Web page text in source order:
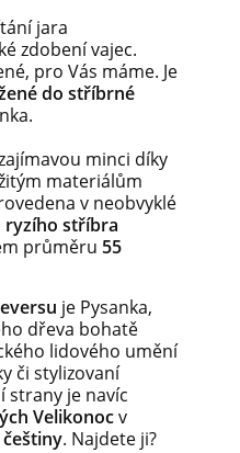
jara
zdobení vajec.
pro Vás máme. Je
do stříbrné
minci díky
materiálům
v neobvyklé
ryzího stříbra
průměru 55
je Pysanka,
dřeva bohatě
lidového umění
či stylizovaní
strany je navíc
Velikonocv
. Najdete ji?